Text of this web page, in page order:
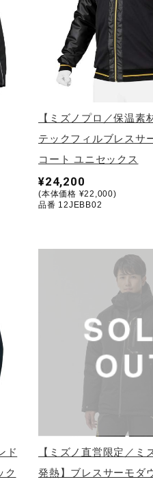
【ミズノプロ／保温素
テックフィルブレスサ
コート ユニセックス
¥24,200
(本体価格 ¥22,000)
品番 12JEBB02
ド
ク
【ミズノ直営限定／ミ
発熱】ブレスサーモダ